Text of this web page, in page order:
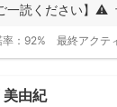
一読ください】⚠️
： 92% 最終アクテ
美由紀